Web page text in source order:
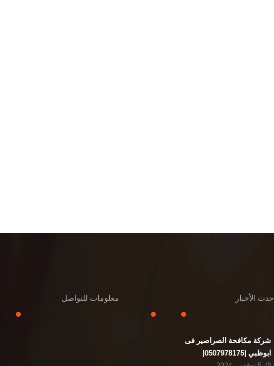
أحدث الأخبار
شركة مكافحة الصراصير فى
ابوظبي |0507978175|
معلومات للتواصل